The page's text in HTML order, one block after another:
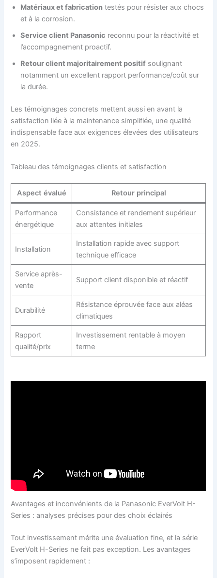
Matériaux et fabrication testés pour résister aux chocs
et à la corrosion.
Service client Panasonic reconnu pour la réactivité et
l’accompagnement proactif.
Retour client majoritairement positif soulignant
notamment un excellent rapport performance/coût sur
la durée.
Les témoignages concrets mettent aussi en avant la
satisfaction liée à la maintenance simplifiée, une qualité
indispensable face aux exigences élevées des utilisateurs
en 2025.
Tableau des témoignages clients et satisfaction
Aspect évalué Retour principal
Performance
énergétique
Consistance et rendement supérieur
aux attentes initiales
Installation
Installation rapide avec support
technique efficace
Service après-
vente
Support client disponible et réactif
Durabilité
Résistance éprouvée face aux aléas
climatiques
Rapport
qualité/prix
Investissement rentable à moyen
terme
Avantages et inconvénients de la Panasonic EverVolt H-
Series : analyses précises pour des choix éclairés
Tout investissement mérite une évaluation fine, et la série
EverVolt H-Series ne fait pas exception. Les avantages
s’imposent rapidement :